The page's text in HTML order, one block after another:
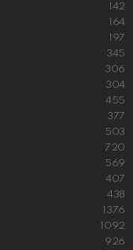
142
164
197
345
306
304
455
377
503
720
569
407
438
1376
1092
926